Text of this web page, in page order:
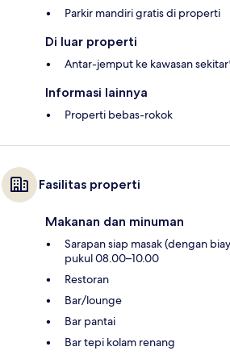
Parkir mandiri gratis di properti
Di luar properti
Antar-jemput ke kawasan
Informasi lainnya
Properti bebas-rokok
Fasilitas properti
Makanan dan minuman
Sarapan siap masak (dengan
pukul 08.00–10.00
Restoran
Bar/lounge
Bar pantai
Bar tepi kolam renang